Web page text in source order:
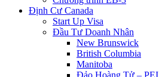
Định Cư Canada
Start Up Visa
Đầu Tư Doanh Nhân
New Brunswick
British Columbia
Manitoba
Đảo Hoàng Tử – PEI